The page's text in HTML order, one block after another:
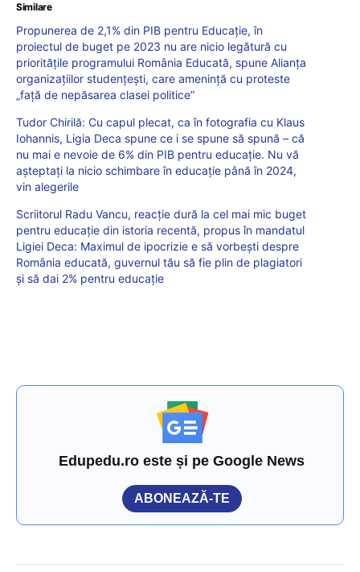
Similare
Propunerea de 2,1% din PIB pentru Educație, în
proiectul de buget pe 2023 nu are nicio legătură cu
prioritățile programului România Educată, spune Alianța
organizațiilor studențești, care amenință cu proteste
„față de nepăsarea clasei politice”
Tudor Chirilă: Cu capul plecat, ca în fotografia cu Klaus
Iohannis, Ligia Deca spune ce i se spune să spună – că
nu mai e nevoie de 6% din PIB pentru educație. Nu vă
așteptați la nicio schimbare în educație până în 2024,
vin alegerile
Scriitorul Radu Vancu, reacție dură la cel mai mic buget
pentru educație din istoria recentă, propus în mandatul
Ligiei Deca: Maximul de ipocrizie e să vorbești despre
România educată, guvernul tău să fie plin de plagiatori
și să dai 2% pentru educație
Edupedu.ro este și pe Google News
ABONEAZĂ-TE